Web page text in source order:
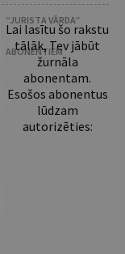
“JURISTA VĀRDA”
ABONENTIEM
Lai lasītu šo rakstu
tālāk, Tev jābūt
žurnāla
abonentam.
Esošos abonentus
lūdzam
autorizēties: